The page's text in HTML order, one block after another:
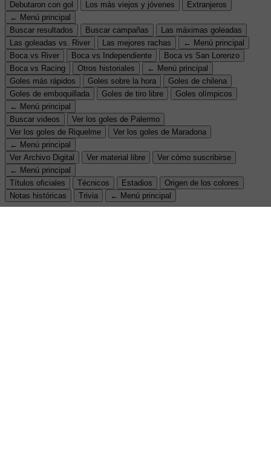
Debutaron con gol
Los más viejos y jóvenes
Extranjeros
← Menú principal
Buscar resultados
Buscar campañas
Las máximas goleadas
Las goleadas vs. River
Las mejores rachas
← Menú principal
Boca vs River
Boca vs Independiente
Boca vs San Lorenzo
Boca vs Racing
Otros historiales
← Menú principal
Goles más rápidos
Goles sobre la hora
Goles de chilena
Goles de emboquillada
Goles de tiro libre
Goles olímpicos
← Menú principal
Buscar videos
Ver los goles de Palermo
Ver los goles de Riquelme
Ver los goles de Maradona
← Menú principal
Ver Archivo Digital
Ver material libre
Ver cómo suscribirse
← Menú principal
Títulos oficiales
Técnicos Estadios
Origen de los colores
Notas históricas
Trivia ← Menú principal